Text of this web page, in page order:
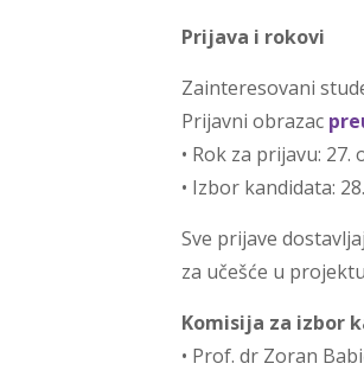
Prijava i rokovi
Zainteresovani
Prijavni obrazac
• Rok za prijavu: 27.
• Izbor kandidata:
Sve prijave
za učešće u
Komisija za izbor
• Prof. dr Zoran